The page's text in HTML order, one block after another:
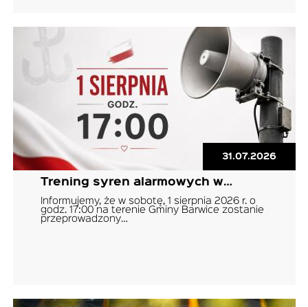
31.07.2026
Trening syren alarmowych w…
Informujemy, że w sobotę, 1 sierpnia 2026 r. o
godz. 17:00 na terenie Gminy Barwice zostanie
przeprowadzony…